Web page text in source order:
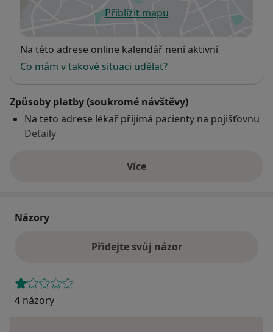
Přiblížit mapuse otevře v nové záložce
Dostupnost
Na této adrese online kalendář není aktivní
Co mám v takové situaci udělat?
Způsoby platby (soukromé návštěvy)
Na teto adrese lékař přijímá pacienty na pojišťovnu
Detaily
Víceo adrese
Názory
Přidejte svůj názor
4 názory